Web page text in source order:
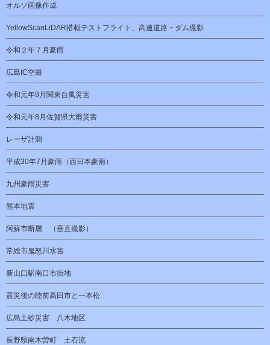
オルソ画像作成
YellowScanLiDAR搭載テストフライト、高速道路・ダム撮影
令和２年７月豪雨
広島IC空撮
令和元年9月関東台風災害
令和元年8月佐賀県大雨災害
レーザ計測
平成30年7月豪雨（西日本豪雨）
九州豪雨災害
熊本地震
阿蘇市断層 （垂直撮影）
常総市鬼怒川水害
新山口駅南口市街地
震災後の陸前高田市と一本松
広島土砂災害 八木地区
長野県南木曽町 土石流